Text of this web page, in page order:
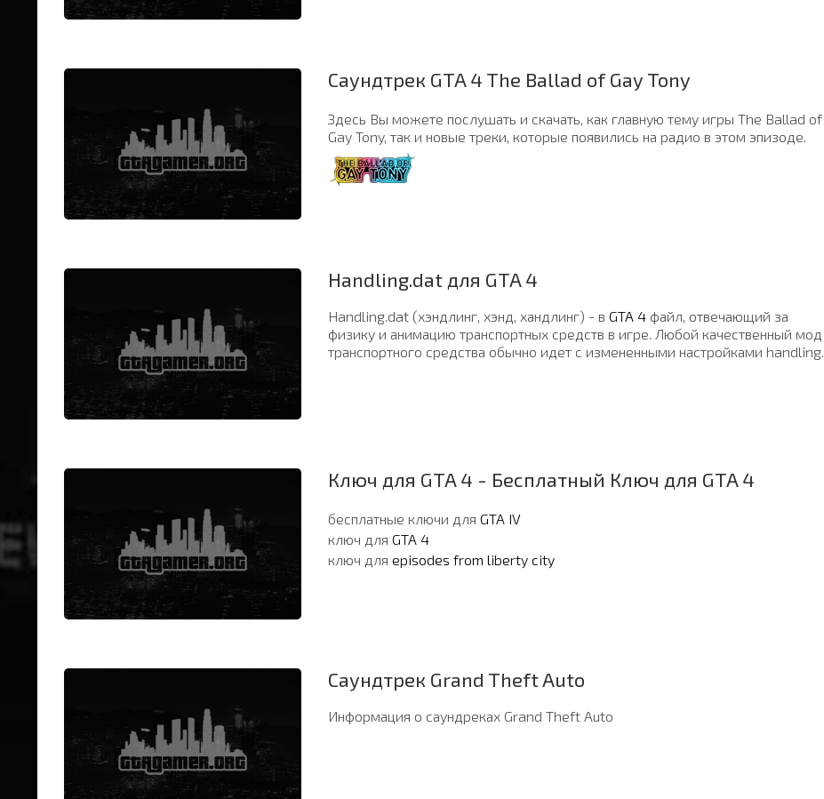
Саундтрек GTA 4 The Ballad of Gay Tony
Здесь Вы можете послушать и скачать, как главную тему игры The Ballad of
Gay Tony, так и новые треки, которые появились на радио в этом эпизоде.
Handling.dat для GTA 4
Handling.dat (хэндлинг, хэнд, хандлинг) - в GTA 4файл, отвечающий за
физику и анимацию транспортных средств в игре. Любой качественный мод
транспортного средства обычно идет с измененными настройками handling.
Ключ для GTA 4 - Бесплатный Ключ для GTA 4
бесплатные ключи для GTA IV
ключ для GTA 4
ключ для episodes from liberty city
Саундтрек Grand Theft Auto
Информация о саундреках Grand Theft Auto